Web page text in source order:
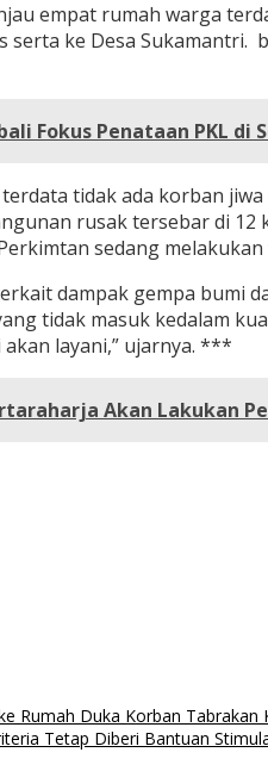
empat rumah warga
serta ke Desa
Fokus Penataan PKL di
tidak ada korban
rusak tersebar di
sedang
dampak gempa bumi
tidak masuk kedalam
layani,” ujarnya. ***
Akan Lakukan
Rumah Duka Korban Tabrakan
Tetap Diberi Bantuan